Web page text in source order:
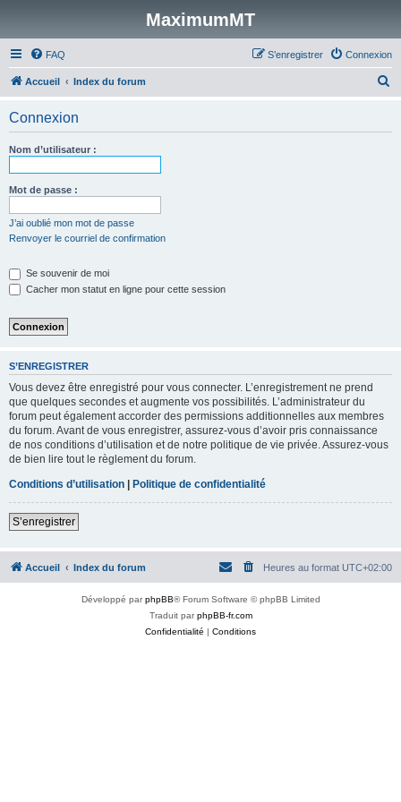
MaximumMT
FAQ Connexion
S’enregistrer
Accueil Index du forum
Connexion
Nom d’utilisateur :
Mot de passe :
J’ai oublié mon mot de passe
Renvoyer le courriel de confirmation
Se souvenir de moi
Cacher mon statut en ligne pour cette session
S’ENREGISTRER
Vous devez être enregistré pour vous connecter. L’enregistrement ne prend
que quelques secondes et augmente vos possibilités. L’administrateur du
forum peut également accorder des permissions additionnelles aux membres
du forum. Avant de vous enregistrer, assurez-vous d’avoir pris connaissance
de nos conditions d’utilisation et de notre politique de vie privée. Assurez-vous
de bien lire tout le règlement du forum.
Conditions d’utilisation | Politique de confidentialité
S’enregistrer
Accueil Index du forum Heures au format UTC+02:00
Développé parphpBB® Forum Software © phpBB Limited
Traduit parphpBB-fr.com
Confidentialité | Conditions